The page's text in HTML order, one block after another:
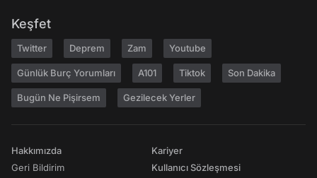
Keşfet
Twitter Deprem Zam Youtube
Günlük Burç Yorumları A101 Tiktok Son Dakika
Bugün Ne Pişirsem Gezilecek Yerler
Hakkımızda
Geri Bildirim
Kariyer
Kullanıcı Sözleşmesi